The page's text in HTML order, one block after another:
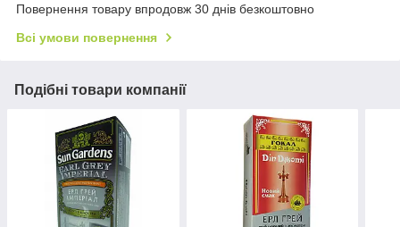
Повернення товару впродовж 30 днів безкоштовно
Всі умови повернення
Подібні товари компанії